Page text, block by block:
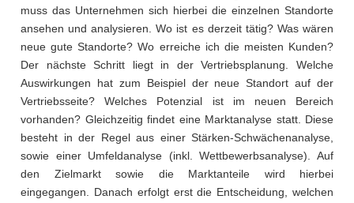
muss das Unternehmen sich hierbei die einzelnen Standorte
ansehen und analysieren. Wo ist es derzeit tätig? Was wären
neue gute Standorte? Wo erreiche ich die meisten Kunden?
Der nächste Schritt liegt in der Vertriebsplanung. Welche
Auswirkungen hat zum Beispiel der neue Standort auf der
Vertriebsseite? Welches Potenzial ist im neuen Bereich
vorhanden? Gleichzeitig findet eine Marktanalyse statt. Diese
besteht in der Regel aus einer Stärken-Schwächenanalyse,
sowie einer Umfeldanalyse (inkl. Wettbewerbsanalyse). Auf
den Zielmarkt sowie die Marktanteile wird hierbei
eingegangen. Danach erfolgt erst die Entscheidung, welchen